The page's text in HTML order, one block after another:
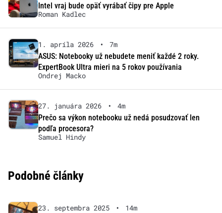
Intel vraj bude opäť vyrábať čipy pre Apple
Roman Kadlec
1. apríla 2026 •
7m
ASUS: Notebooky už nebudete meniť každé 2 roky.
ExpertBook Ultra mieri na 5 rokov používania
Ondrej Macko
27. januára 2026 •
4m
Prečo sa výkon notebooku už nedá posudzovať len
podľa procesora?
Samuel Hindy
Podobné články
23. septembra 2025 •
14m